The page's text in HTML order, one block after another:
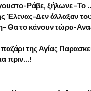
Ράβε, ξήλωνε -Το
Έλενας-Δεν άλλαξαν
Θα το κάνουν τώρα-
της Αγίας
πριν…!